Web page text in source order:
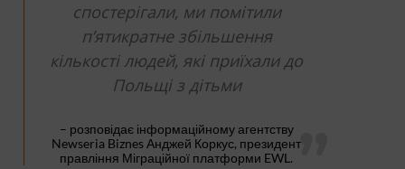
спостерігали, ми помітили
п’ятикратне збільшення
кількості людей, які приїхали до
Польщі з дітьми
– розповідає інформаційному агентству
Newseria Biznes Анджей Коркус, президент
правління Міграційної платформи EWL.